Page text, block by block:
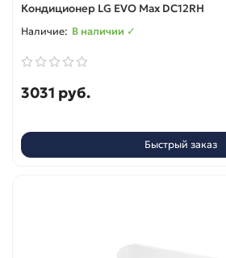
Кондиционер LG EVO Max DC12RH
В наличии ✓
3031 руб.
Быстрый заказ